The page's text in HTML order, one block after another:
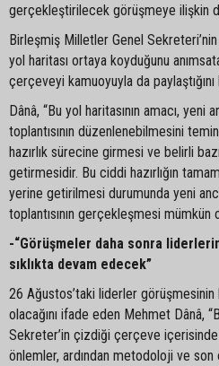
gerçekleştirilecek görüşmeye ilişkin
Birleşmiş Milletler Genel
yol haritası ortaya koyduğunu
çerçeveyi kamuoyuyla da
Dânâ, “Bu yol haritasının amacı, yeni
toplantısının düzenlenebilmesini
hazırlık sürecine girmesi ve belirli
getirmesidir. Bu ciddi hazırlığın
yerine getirilmesi durumunda yeni
toplantısının gerçekleşmesi mümkün
-“Görüşmeler daha sonra
sıklıkta devam edecek”
26 Ağustos’taki liderler görüşmesinin
olacağını ifade eden Mehmet Dânâ,
Sekreter’in çizdiği çerçeve içerisinde
önlemler, ardından metodoloji ve son